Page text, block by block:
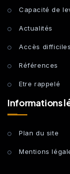
Capacité de
Actualités
Accès difficiles
Références
Etre rappelé
Informations
Plan du site
Mentions